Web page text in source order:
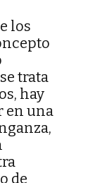
los
trata
hay
en una
de